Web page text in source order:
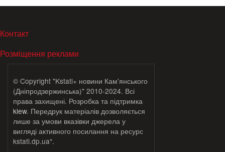
МЕНЮ В ПОДВАЛЕ
Контакт
Розміщення реклами
© Copyright "Kstati+ новини Кам'янського
(Дніпродзержинська)" 2010-2024. Всі
права захищені. Розробка та підтримка
klew. Передрук матеріалів дозволяється
лише за умови вказівки джерела у
вигляді активного посилання на ресурс
kstati.dp.ua*.